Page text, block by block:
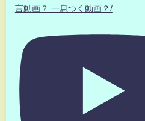
言動画？.一息つく動画？/